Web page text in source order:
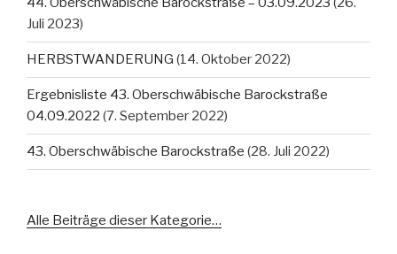
Juli 2023)
HERBSTWANDERUNG (14. Oktober 2022)
Ergebnisliste 43. Oberschwäbische Barockstraße
04.09.2022 (7. September 2022)
43. Oberschwäbische Barockstraße (28. Juli 2022)
Alle Beiträge dieser Kategorie…